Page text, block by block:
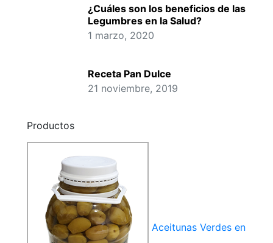
¿Cuáles son los beneficios de las
Legumbres en la Salud?
1 marzo, 2020
Receta Pan Dulce
21 noviembre, 2019
Productos
Aceitunas Verdes en